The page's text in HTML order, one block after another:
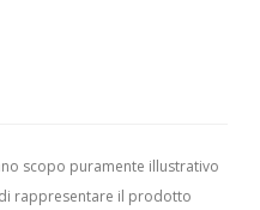
scopo puramente illustrativo
rappresentare il prodotto